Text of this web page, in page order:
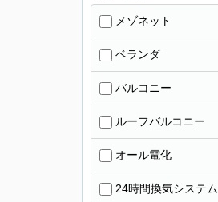
メゾネット
ベランダ
バルコニー
ルーフバルコニー
オール電化
24時間換気システム